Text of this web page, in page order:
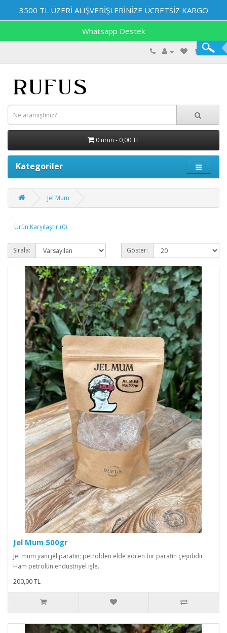
3500 TL ÜZERİ ALIŞVERİŞLERİNİZE ÜCRETSİZ KARGO
Whatsapp Destek
0 ürün - 0,00 TL
Kategoriler
Jel Mum
Ürün Karşılaştır (0)
Sırala: Göster:
Jel Mum 500gr
Jel mum yani jel parafin; petrolden elde edilen bir parafin çeşididir.
Ham petrolün endüstriyel işle..
200,00 TL